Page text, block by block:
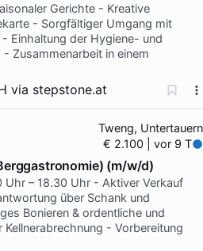
Gerichte - Kreative
- Sorgfältiger Umgang mit
Einhaltung der Hygiene- und
Zusammenarbeit in einem
via stepstone.at
Tweng, Untertauern
€ 2.100 | vor 9 T
(m/w/d)
Uhr – 18.30 Uhr - Aktiver Verkauf
über Schank und
Bonieren & ordentliche und
- Vorbereitung